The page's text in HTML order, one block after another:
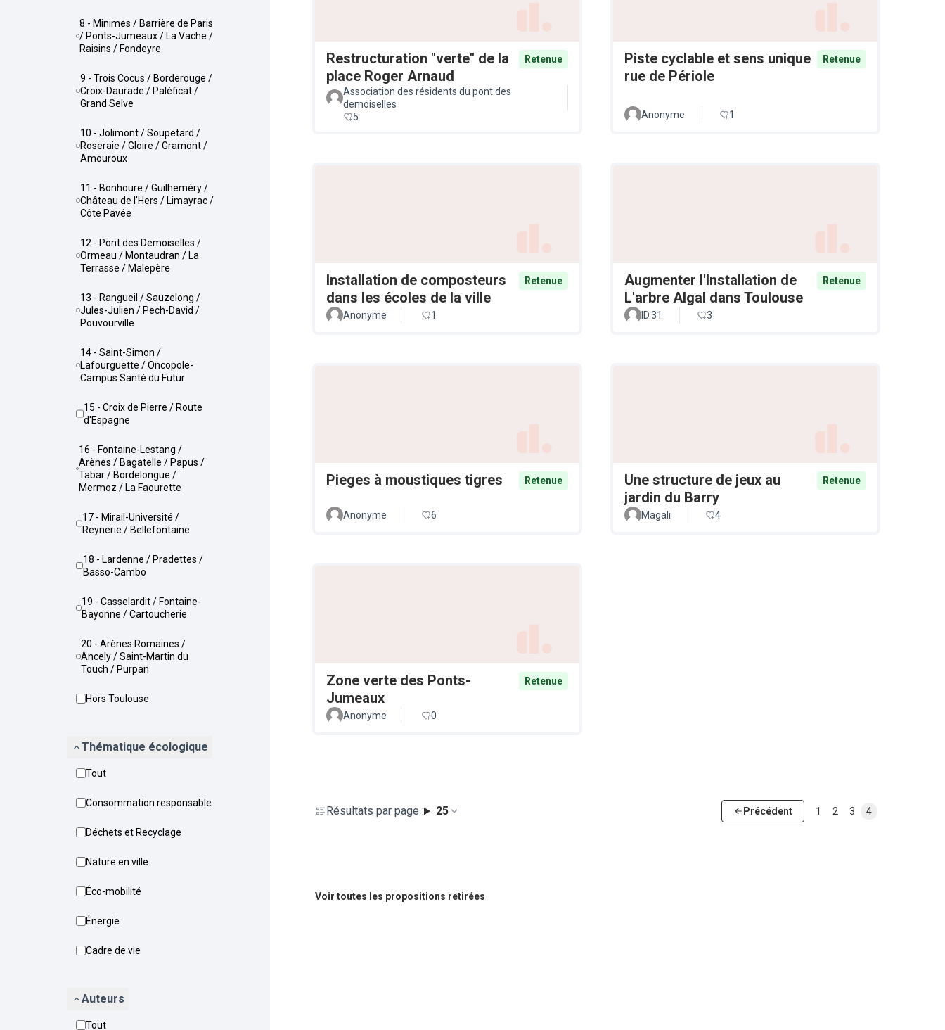
8 - Minimes / Barrière de Paris
/ Ponts-Jumeaux / La Vache /
Raisins / Fondeyre
9 - Trois Cocus / Borderouge /
Croix-Daurade / Paléficat /
Grand Selve
10 - Jolimont / Soupetard /
Roseraie / Gloire / Gramont /
Amouroux
11 - Bonhoure / Guilheméry /
Château de l'Hers / Limayrac /
Côte Pavée
12 - Pont des Demoiselles /
Ormeau / Montaudran / La
Terrasse / Malepère
13 - Rangueil / Sauzelong /
Jules-Julien / Pech-David /
Pouvourville
14 - Saint-Simon /
Lafourguette / Oncopole-
Campus Santé du Futur
15 - Croix de Pierre / Route
d'Espagne
16 - Fontaine-Lestang /
Arènes / Bagatelle / Papus /
Tabar / Bordelongue /
Mermoz / La Faourette
17 - Mirail-Université /
Reynerie / Bellefontaine
18 - Lardenne / Pradettes /
Basso-Cambo
19 - Casselardit / Fontaine-
Bayonne / Cartoucherie
20 - Arènes Romaines /
Ancely / Saint-Martin du
Touch / Purpan
Hors Toulouse
Thématique écologique
Tout
Consommation responsable
Déchets et Recyclage
Nature en ville
Éco-mobilité
Énergie
Cadre de vie
Auteurs
Tout
Restructuration "verte" de la
place Roger Arnaud
Retenue
Association des résidents du pont des
demoiselles
5
Piste cyclable et sens unique
rue de Périole
Retenue
Anonyme 1
Installation de composteurs
dans les écoles de la ville
Retenue
Anonyme 1
Augmenter l'Installation de
L'arbre Algal dans Toulouse
Retenue
ID.31 3
Pieges à moustiques tigres Retenue
Anonyme 6
Une structure de jeux au
jardin du Barry
Retenue
Magali 4
Zone verte des Ponts-
Jumeaux
Retenue
Anonyme 0
Résultats par page : 25 Précédent 1 2 3 4
Voir toutes les propositions retirées